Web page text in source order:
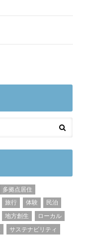
多拠点居住
旅行 体験
民泊
地方創生
ローカル
サステナビリティ